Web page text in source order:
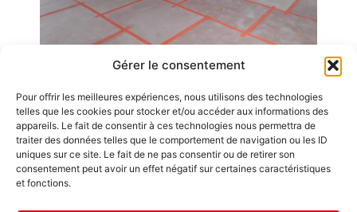
Gérer le consentement
Pour offrir les meilleures expériences, nous utilisons des technologies
telles que les cookies pour stocker et/ou accéder aux informations des
appareils. Le fait de consentir à ces technologies nous permettra de
traiter des données telles que le comportement de navigation ou les ID
uniques sur ce site. Le fait de ne pas consentir ou de retirer son
consentement peut avoir un effet négatif sur certaines caractéristiques
et fonctions.
Emplois
Contact / Accès
Mentions légales
GDL Construction
2026
6, Rue des
Planches